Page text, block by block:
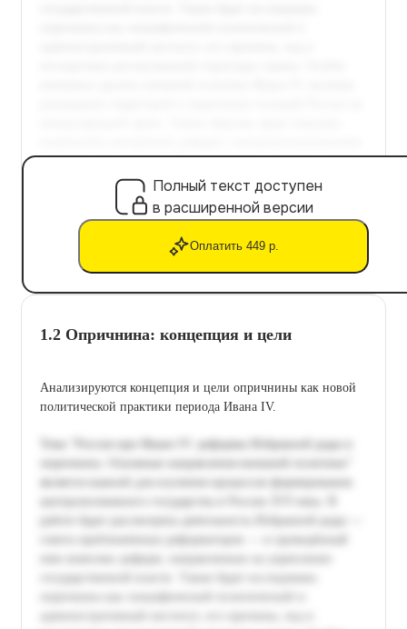
Полный текст доступен
в расширенной версии
Оплатить 449 р.
1.2 Опричнина: концепция и цели
Анализируются концепция и цели опричнины как новой
политической практики периода Ивана IV.